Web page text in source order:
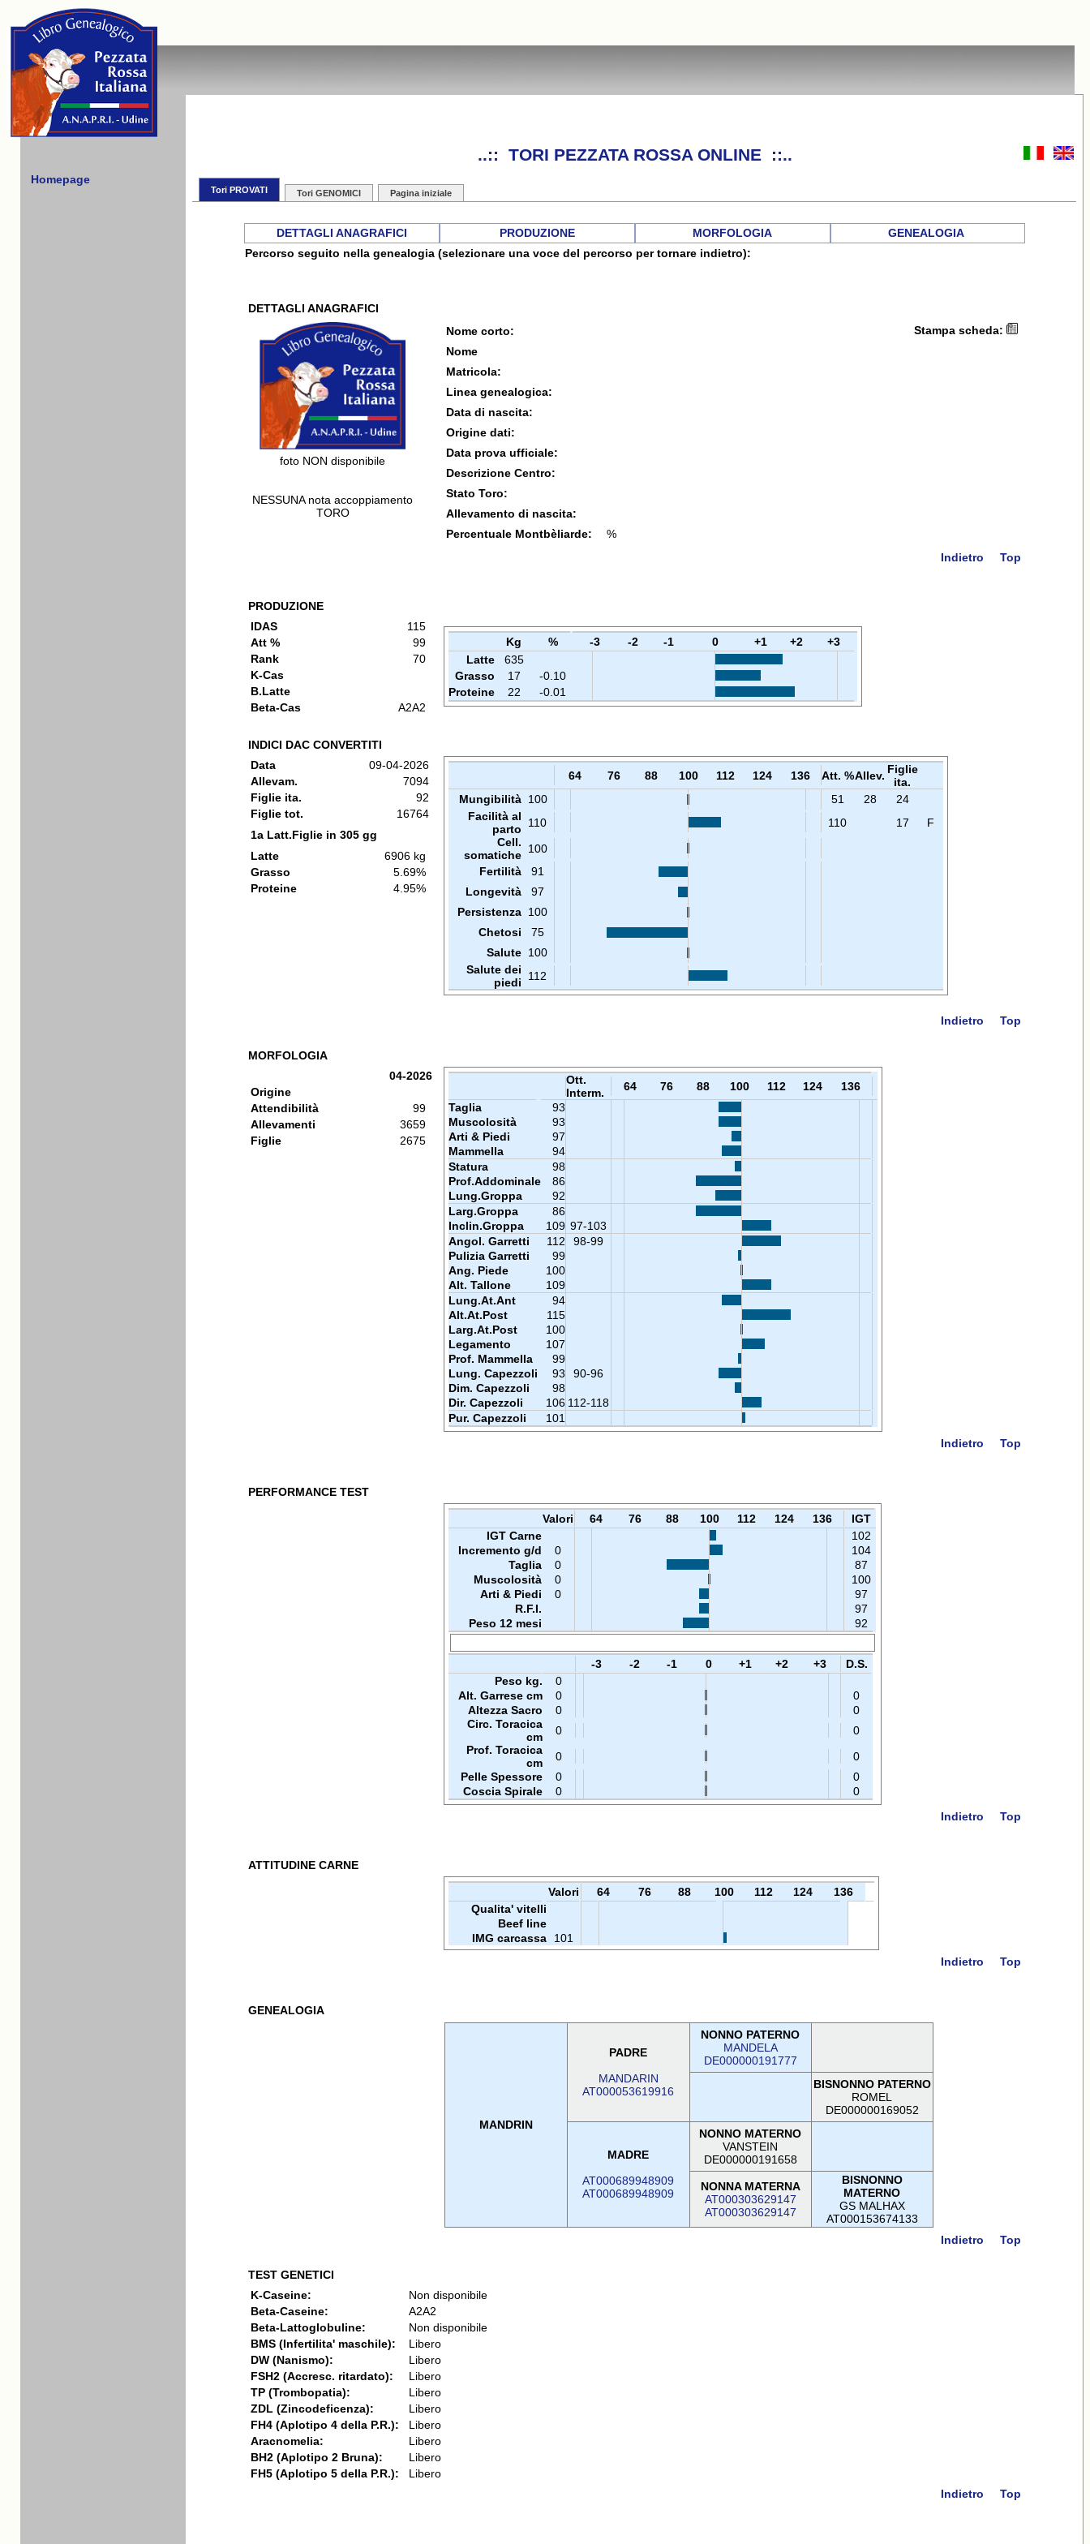
Homepage
..:: TORI PEZZATA ROSSA ONLINE ::..
Tori PROVATI Tori GENOMICI Pagina iniziale
DETTAGLI ANAGRAFICI PRODUZIONE MORFOLOGIA
GENEALOGIA
Percorso seguito nella genealogia (selezionare una voce del percorso per tornare indietro):
DETTAGLI ANAGRAFICI
foto NON disponibile
NESSUNA nota accoppiamento
TORO
Nome corto:
Nome
Matricola:
Linea genealogica:
Data di nascita:
Origine dati:
Data prova ufficiale:
Descrizione Centro:
Stato Toro:
Allevamento di nascita:
Percentuale Montbèliarde:
%
Stampa scheda:
Indietro Top
PRODUZIONE
IDAS
115
Att %
99
Rank
70
K-Cas
B.Latte
Beta-Cas
A2A2
Kg % -3 -2 -1 0 +1 +2
+3
Latte
635
Grasso
17
-0.10
Proteine
22 -0.01
INDICI DAC CONVERTITI
Data
09-04-2026
Allevam.
7094
Figlie ita.
92
Figlie tot.
16764
1a Latt.Figlie in 305 gg
Latte
6906 kg
Grasso
5.69%
Proteine
4.95%
64 76 88 100 112 124 136 Att. %Allev. Figlie
ita.
Mungibilità 100 51 28
24
Facilità al
parto
110 110 17
F
Cell.
somatiche 100
Fertilità
91
Longevità
97
Persistenza 100
Chetosi
75
Salute 100
Salute dei
piedi
112
Indietro Top
MORFOLOGIA
04-2026
Origine
Attendibilità
99
Allevamenti
3659
Figlie
2675
Ott.
Interm.
64 76 88 100 112 124
136
Taglia
93
Muscolosità
93
Arti & Piedi
97
Mammella
94
Statura
98
Prof.Addominale
86
Lung.Groppa
92
Larg.Groppa
86
Inclin.Groppa
109 97-103
Angol. Garretti
112
98-99
Pulizia Garretti
99
Ang. Piede
100
Alt. Tallone
109
Lung.At.Ant
94
Alt.At.Post
115
Larg.At.Post
100
Legamento
107
Prof. Mammella
99
Lung. Capezzoli
93
90-96
Dim. Capezzoli
98
Dir. Capezzoli
106 112-118
Pur. Capezzoli
101
Indietro
Top
PERFORMANCE TEST
Valori 64 76 88 100 112 124 136
IGT
IGT Carne
102
Incremento g/d
0
104
Taglia
0
87
Muscolosità
0
100
Arti & Piedi
0
97
R.F.I.
97
Peso 12 mesi
92
-3 -2 -1 0 +1 +2 +3
D.S.
Peso kg.
0
Alt. Garrese cm
0
0
Altezza Sacro
0
0
Circ. Toracica
cm
0
0
Prof. Toracica
cm
0
0
Pelle Spessore
0
0
Coscia Spirale
0
0
Indietro
Top
ATTITUDINE CARNE
Valori 64 76 88 100 112 124
136
Qualita' vitelli
Beef line
IMG carcassa
101
Indietro
Top
GENEALOGIA
MANDRIN
PADRE
MANDARIN
AT000053619916
NONNO PATERNO
MANDELA
DE000000191777
BISNONNO PATERNO
ROMEL
DE000000169052
MADRE
AT000689948909
AT000689948909
NONNO MATERNO
VANSTEIN
DE000000191658
NONNA MATERNA
AT000303629147
AT000303629147
BISNONNO
MATERNO
GS MALHAX
AT000153674133
Indietro
Top
TEST GENETICI
K-Caseine:
Non disponibile
Beta-Caseine:
A2A2
Beta-Lattoglobuline:
Non disponibile
BMS (Infertilita' maschile):
Libero
DW (Nanismo):
Libero
FSH2 (Accresc. ritardato):
Libero
TP (Trombopatia):
Libero
ZDL (Zincodeficenza):
Libero
FH4 (Aplotipo 4 della P.R.):
Libero
Aracnomelia:
Libero
BH2 (Aplotipo 2 Bruna):
Libero
FH5 (Aplotipo 5 della P.R.):
Libero
Indietro
Top